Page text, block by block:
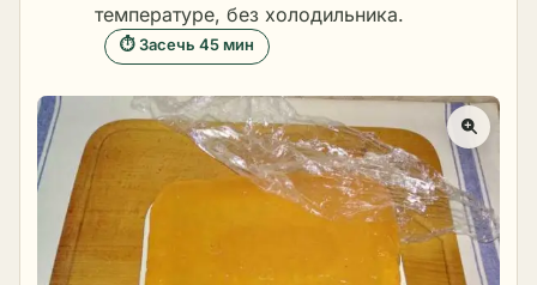
температуре, без холодильника.
⏱ Засечь 45 мин